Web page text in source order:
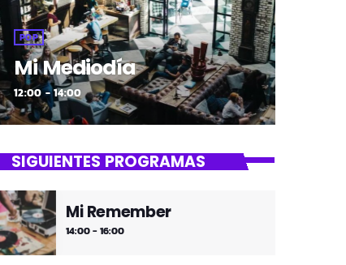
POP
Mi Mediodía
12:00 - 14:00
SIGUIENTES PROGRAMAS
Mi Remember
14:00 - 16:00